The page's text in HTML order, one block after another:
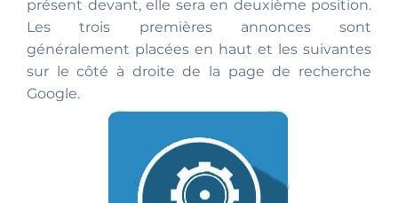
présent devant, elle sera en deuxième position.
Les trois premières annonces sont
généralement placées en haut et les suivantes
sur le côté à droite de la page de recherche
Google.